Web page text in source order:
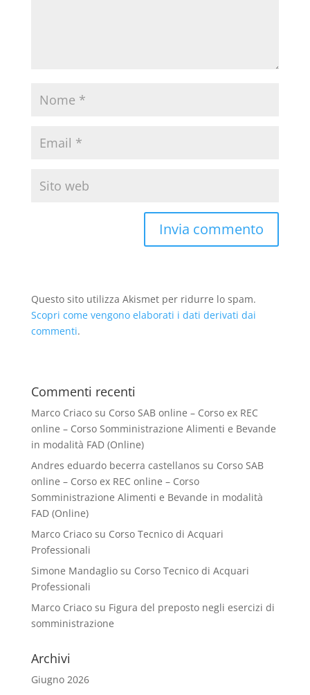
Questo sito utilizza Akismet per ridurre lo spam.
Scopri come vengono elaborati i dati derivati dai
commenti.
Commenti recenti
Marco Criacosu Corso SAB online – Corso ex REC
online – Corso Somministrazione Alimenti e Bevande
in modalità FAD (Online)
Andres eduardo becerra castellanos su Corso SAB
online – Corso ex REC online – Corso
Somministrazione Alimenti e Bevande in modalità
FAD (Online)
Marco Criacosu Corso Tecnico di Acquari
Professionali
Simone Mandagliosu Corso Tecnico di Acquari
Professionali
Marco Criacosu Figura del preposto negli esercizi di
somministrazione
Archivi
Giugno 2026